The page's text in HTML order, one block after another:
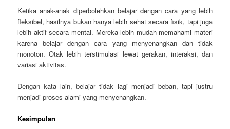
Ketika anak-anak diperbolehkan belajar dengan cara yang lebih
fleksibel, hasilnya bukan hanya lebih sehat secara fisik, tapi juga
lebih aktif secara mental. Mereka lebih mudah memahami materi
karena belajar dengan cara yang menyenangkan dan tidak
monoton. Otak lebih terstimulasi lewat gerakan, interaksi, dan
variasi aktivitas.
Dengan kata lain, belajar tidak lagi menjadi beban, tapi justru
menjadi proses alami yang menyenangkan.
Kesimpulan